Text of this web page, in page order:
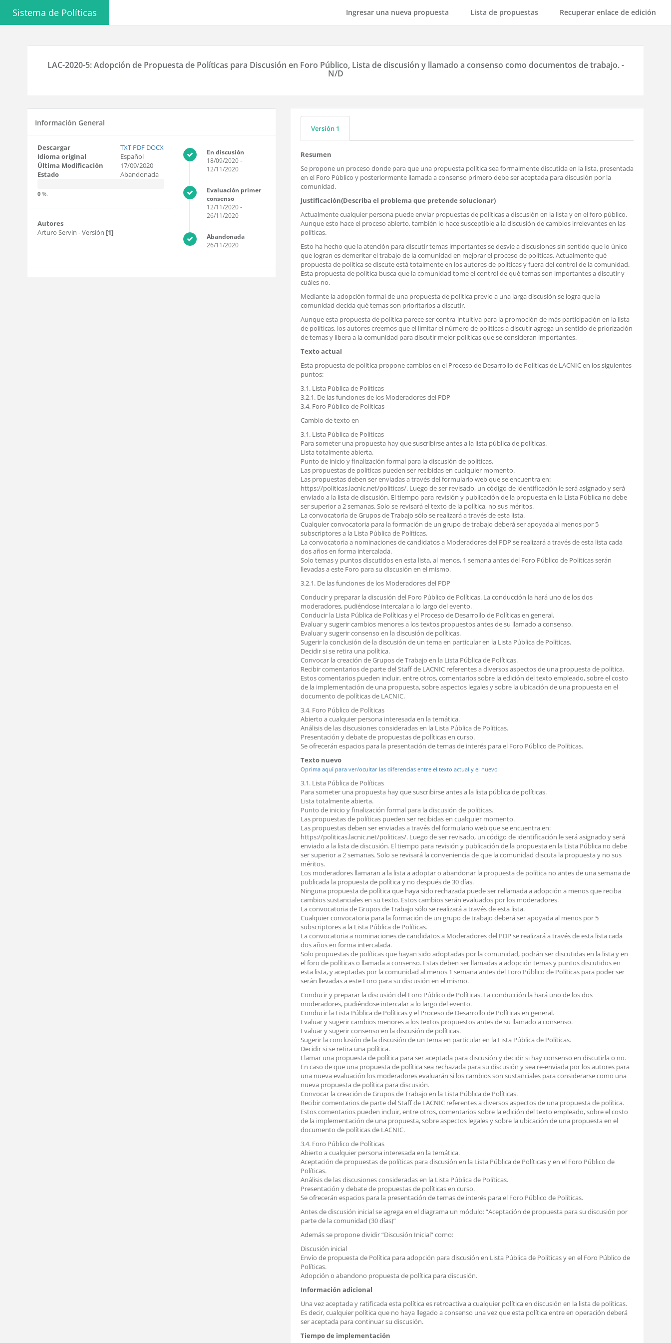
Sistema de Políticas Ingresar una nueva propuesta Lista de propuestas Recuperar enlace de edición
LAC-2020-5: Adopción de Propuesta de Políticas para Discusión en Foro Público, Lista de discusión y llamado a consenso como documentos de trabajo. -
N/D
Información General
Descargar TXT PDF DOCX
Idioma original
Español
Última Modificación
17/09/2020
Estado
Abandonada
0 %.
Autores
Arturo Servin - Versión [1]
En discusión
18/09/2020-
12/11/2020
Evaluación primer
consenso
12/11/2020-
26/11/2020
Abandonada
26/11/2020
Versión 1
Resumen
Se propone un proceso donde para que una propuesta política sea formalmente discutida en la lista, presentada
en el Foro Público y posteriormente llamada a consenso primero debe ser aceptada para discusión por la
comunidad.
Justificación(Describa el problema que pretende solucionar)
Actualmente cualquier persona puede enviar propuestas de políticas a discusión en la lista y en el foro público.
Aunque esto hace el proceso abierto, también lo hace susceptible a la discusión de cambios irrelevantes en las
políticas.
Esto ha hecho que la atención para discutir temas importantes se desvíe a discusiones sin sentido que lo único
que logran es demeritar el trabajo de la comunidad en mejorar el proceso de políticas. Actualmente qué
propuesta de política se discute está totalmente en los autores de políticas y fuera del control de la comunidad.
Esta propuesta de política busca que la comunidad tome el control de qué temas son importantes a discutir y
cuáles no.
Mediante la adopción formal de una propuesta de política previo a una larga discusión se logra que la
comunidad decida qué temas son prioritarios a discutir.
Aunque esta propuesta de política parece ser contra-intuitiva para la promoción de más participación en la lista
de políticas, los autores creemos que el limitar el número de políticas a discutir agrega un sentido de priorización
de temas y libera a la comunidad para discutir mejor políticas que se consideran importantes.
Texto actual
Esta propuesta de política propone cambios en el Proceso de Desarrollo de Políticas de LACNIC en los siguientes
puntos:
3.1. Lista Pública de Políticas
3.2.1. De las funciones de los Moderadores del PDP
3.4. Foro Público de Políticas
Cambio de texto en
3.1. Lista Pública de Políticas
Para someter una propuesta hay que suscribirse antes a la lista pública de políticas.
Lista totalmente abierta.
Punto de inicio y finalización formal para la discusión de políticas.
Las propuestas de políticas pueden ser recibidas en cualquier momento.
Las propuestas deben ser enviadas a través del formulario web que se encuentra en:
https://politicas.lacnic.net/politicas/. Luego de ser revisado, un código de identificación le será asignado y será
enviado a la lista de discusión. El tiempo para revisión y publicación de la propuesta en la Lista Pública no debe
ser superior a 2 semanas. Solo se revisará el texto de la política, no sus méritos.
La convocatoria de Grupos de Trabajo sólo se realizará a través de esta lista.
Cualquier convocatoria para la formación de un grupo de trabajo deberá ser apoyada al menos por 5
subscriptores a la Lista Pública de Políticas.
La convocatoria a nominaciones de candidatos a Moderadores del PDP se realizará a través de esta lista cada
dos años en forma intercalada.
Solo temas y puntos discutidos en esta lista, al menos, 1 semana antes del Foro Público de Políticas serán
llevadas a este Foro para su discusión en el mismo.
3.2.1. De las funciones de los Moderadores del PDP
Conducir y preparar la discusión del Foro Público de Políticas. La conducción la hará uno de los dos
moderadores, pudiéndose intercalar a lo largo del evento.
Conducir la Lista Pública de Políticas y el Proceso de Desarrollo de Políticas en general.
Evaluar y sugerir cambios menores a los textos propuestos antes de su llamado a consenso.
Evaluar y sugerir consenso en la discusión de políticas.
Sugerir la conclusión de la discusión de un tema en particular en la Lista Pública de Políticas.
Decidir si se retira una política.
Convocar la creación de Grupos de Trabajo en la Lista Pública de Políticas.
Recibir comentarios de parte del Staff de LACNIC referentes a diversos aspectos de una propuesta de política.
Estos comentarios pueden incluir, entre otros, comentarios sobre la edición del texto empleado, sobre el costo
de la implementación de una propuesta, sobre aspectos legales y sobre la ubicación de una propuesta en el
documento de políticas de LACNIC.
3.4. Foro Público de Políticas
Abierto a cualquier persona interesada en la temática.
Análisis de las discusiones consideradas en la Lista Pública de Políticas.
Presentación y debate de propuestas de políticas en curso.
Se ofrecerán espacios para la presentación de temas de interés para el Foro Público de Políticas.
Texto nuevo
Oprima aquí para ver/ocultar las diferencias entre el texto actual y el nuevo
3.1. Lista Pública de Políticas
Para someter una propuesta hay que suscribirse antes a la lista pública de políticas.
Lista totalmente abierta.
Punto de inicio y finalización formal para la discusión de políticas.
Las propuestas de políticas pueden ser recibidas en cualquier momento.
Las propuestas deben ser enviadas a través del formulario web que se encuentra en:
https://politicas.lacnic.net/politicas/. Luego de ser revisado, un código de identificación le será asignado y será
enviado a la lista de discusión. El tiempo para revisión y publicación de la propuesta en la Lista Pública no debe
ser superior a 2 semanas. Solo se revisará la conveniencia de que la comunidad discuta la propuesta y no sus
méritos.
Los moderadores llamaran a la lista a adoptar o abandonar la propuesta de política no antes de una semana de
publicada la propuesta de política y no después de 30 días.
Ninguna propuesta de política que haya sido rechazada puede ser rellamada a adopción a menos que reciba
cambios sustanciales en su texto. Estos cambios serán evaluados por los moderadores.
La convocatoria de Grupos de Trabajo sólo se realizará a través de esta lista.
Cualquier convocatoria para la formación de un grupo de trabajo deberá ser apoyada al menos por 5
subscriptores a la Lista Pública de Políticas.
La convocatoria a nominaciones de candidatos a Moderadores del PDP se realizará a través de esta lista cada
dos años en forma intercalada.
Solo propuestas de políticas que hayan sido adoptadas por la comunidad, podrán ser discutidas en la lista y en
el foro de políticas o llamada a consenso. Estas deben ser llamadas a adopción temas y puntos discutidos en
esta lista, y aceptadas por la comunidad al menos 1 semana antes del Foro Público de Políticas para poder ser
serán llevadas a este Foro para su discusión en el mismo.
Conducir y preparar la discusión del Foro Público de Políticas. La conducción la hará uno de los dos
moderadores, pudiéndose intercalar a lo largo del evento.
Conducir la Lista Pública de Políticas y el Proceso de Desarrollo de Políticas en general.
Evaluar y sugerir cambios menores a los textos propuestos antes de su llamado a consenso.
Evaluar y sugerir consenso en la discusión de políticas.
Sugerir la conclusión de la discusión de un tema en particular en la Lista Pública de Políticas.
Decidir si se retira una política.
Llamar una propuesta de política para ser aceptada para discusión y decidir si hay consenso en discutirla o no.
En caso de que una propuesta de política sea rechazada para su discusión y sea re-enviada por los autores para
una nueva evaluación los moderadores evaluarán si los cambios son sustanciales para considerarse como una
nueva propuesta de política para discusión.
Convocar la creación de Grupos de Trabajo en la Lista Pública de Políticas.
Recibir comentarios de parte del Staff de LACNIC referentes a diversos aspectos de una propuesta de política.
Estos comentarios pueden incluir, entre otros, comentarios sobre la edición del texto empleado, sobre el costo
de la implementación de una propuesta, sobre aspectos legales y sobre la ubicación de una propuesta en el
documento de políticas de LACNIC.
3.4. Foro Público de Políticas
Abierto a cualquier persona interesada en la temática.
Aceptación de propuestas de políticas para discusión en la Lista Pública de Políticas y en el Foro Público de
Políticas.
Análisis de las discusiones consideradas en la Lista Pública de Políticas.
Presentación y debate de propuestas de políticas en curso.
Se ofrecerán espacios para la presentación de temas de interés para el Foro Público de Políticas.
Antes de discusión inicial se agrega en el diagrama un módulo: “Aceptación de propuesta para su discusión por
parte de la comunidad (30 días)”
Además se propone dividir “Discusión Inicial” como:
Discusión inicial
Envío de propuesta de Política para adopción para discusión en Lista Pública de Políticas y en el Foro Público de
Políticas.
Adopción o abandono propuesta de política para discusión.
Información adicional
Una vez aceptada y ratificada esta política es retroactiva a cualquier política en discusión en la lista de políticas.
Es decir, cualquier política que no haya llegado a consenso una vez que esta política entre en operación deberá
ser aceptada para continuar su discusión.
Tiempo de implementación